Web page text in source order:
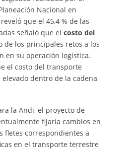
Nacional en
que el 45,4 % de las
señaló que el costo del
de los principales retos a los
en su operación logística.
el costo del transporte
dentro de la cadena
la Andi, el proyecto de
fijaría cambios en
fletes correspondientes a
en el transporte terrestre